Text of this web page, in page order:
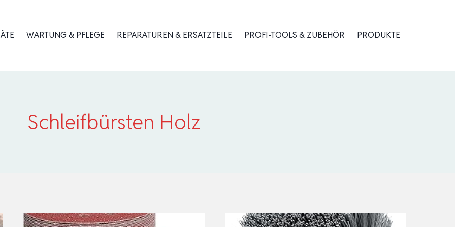
WARTUNG & PFLEGE REPARATUREN & ERSATZTEILE PROFI-TOOLS & ZUBEHÖR PRODUKTE
Schleifbürsten Holz